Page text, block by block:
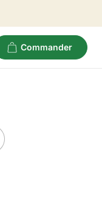
Commander